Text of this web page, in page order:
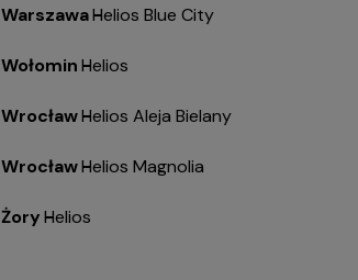
Warszawa-
Helios Blue City
Wołomin-
Helios
Wrocław-
Helios Aleja Bielany
Wrocław-
Helios Magnolia
Żory-
Helios